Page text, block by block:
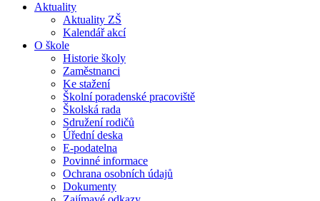
Aktuality
Aktuality ZŠ
Kalendář akcí
O škole
Historie školy
Zaměstnanci
Ke stažení
Školní poradenské pracoviště
Školská rada
Sdružení rodičů
Úřední deska
E-podatelna
Povinné informace
Ochrana osobních údajů
Dokumenty